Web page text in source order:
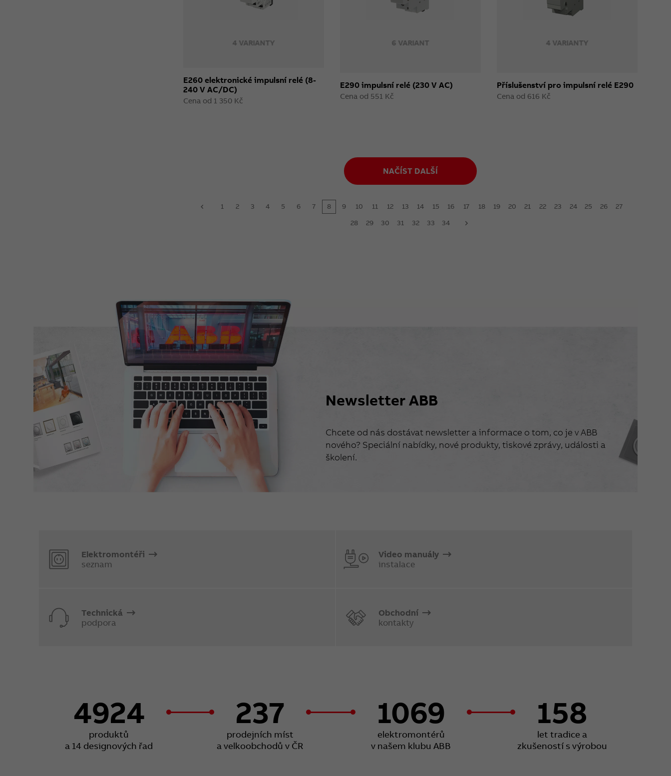
4 VARIANTY
E260 elektronické impulsní relé (8-
240 V AC/DC)
Cena od 1 350 Kč
6 VARIANT
E290 impulsní relé (230 V AC)
Cena od 551 Kč
4 VARIANTY
Příslušenství pro impulsní relé E290
Cena od 616 Kč
NAČÍST DALŠÍ
1 2 3 4 5 6 7 8 9 10 11 12 13 14 15 16 17 18 19 20 21 22 23 24 25 26
27
28
29 30 31 32 33
34
Newsletter ABB
Chcete od nás dostávat newsletter a informace o tom, co je v ABB
nového? Speciální nabídky, nové produkty, tiskové zprávy, události a
školení.
Elektromontéři
seznam
Video manuály
instalace
Technická
podpora
Obchodní
kontakty
4924
produktů
a 14 designových řad
237
prodejních míst
a velkoobchodů v ČR
1069
elektromontérů
v našem klubu ABB
158
let tradice a
zkušeností s výrobou